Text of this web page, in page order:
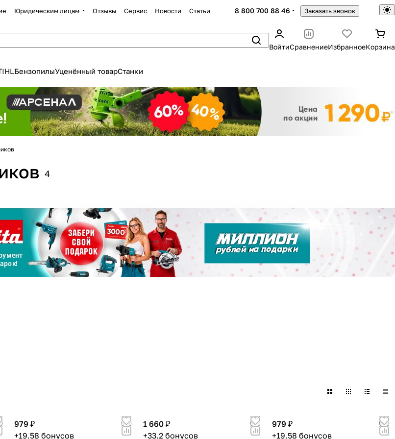
Юридическим лицам Отзывы Сервис Новости Статьи 8 800 700 88 46 Заказать звонок
ВойтиСравнениеИзбранноеКорзина
БензопилыУценённый товарСтанки
4
979 ₽
+19.58 бонусов
1 660 ₽
+33.2 бонусов
979 ₽
+19.58 бонусов
Закрыть
без переплат
товарвыбранный способом